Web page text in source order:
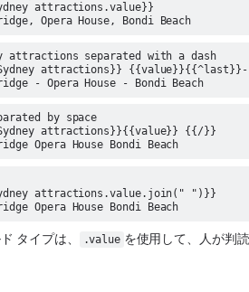
Opera House, Bondi Beach
// Display attractions separated with a dash
- Opera House - Bondi Beach
Opera House Bondi Beach
Opera House Bondi Beach
タイプは、 .value を使用して、人が判